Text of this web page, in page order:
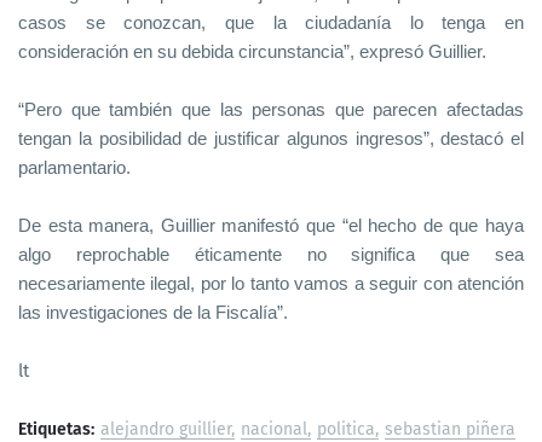
casos se conozcan, que la ciudadanía lo tenga en
consideración en su debida circunstancia”, expresó Guillier.
“Pero que también que las personas que parecen afectadas
tengan la posibilidad de justificar algunos ingresos”, destacó el
parlamentario.
De esta manera, Guillier manifestó que “el hecho de que haya
algo reprochable éticamente no significa que sea
necesariamente ilegal, por lo tanto vamos a seguir con atención
las investigaciones de la Fiscalía”.
lt
Etiquetas: alejandro guillier nacional politica sebastian piñera